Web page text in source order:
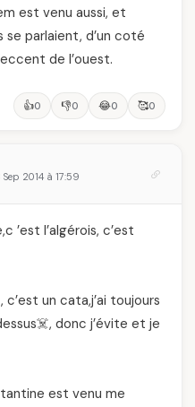
est venu aussi, et
parlaient, d’un coté
de l’ouest.
👍0 👎0 😂0 🥰0
Sep 2014 à 17:59
’est l’algérois, c’est
un cata,j’ai toujours
donc j’évite et je
est venu me